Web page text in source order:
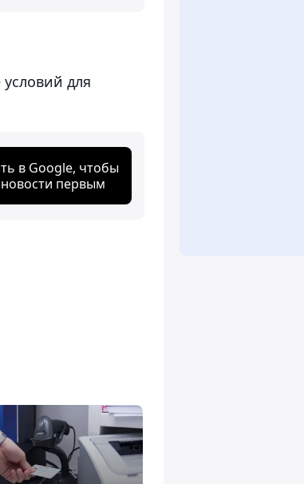
для
в Google, чтобы
первым